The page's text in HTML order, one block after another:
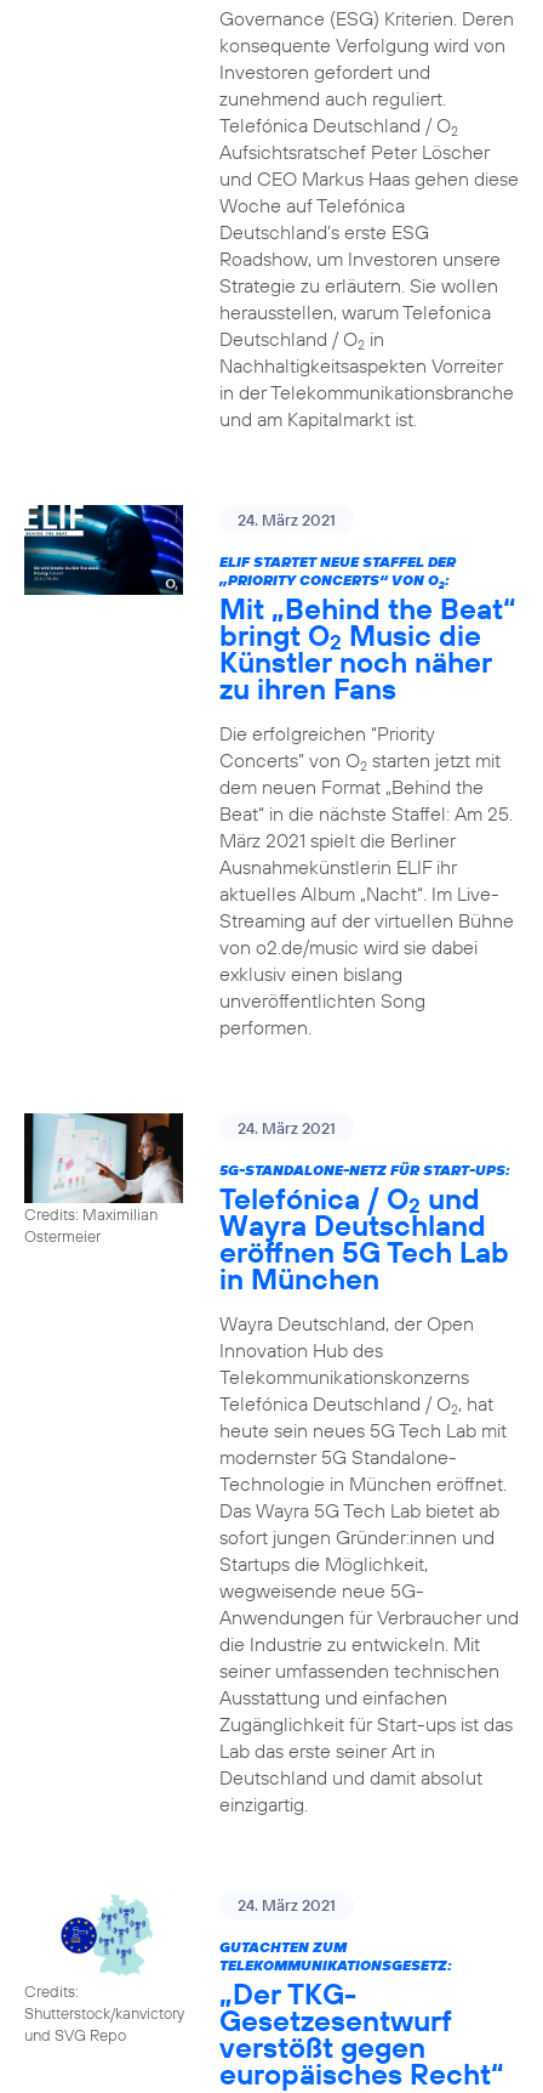
Governance (ESG) Kriterien. Deren
konsequente Verfolgung wird von
Investoren gefordert und
zunehmend auch reguliert.
Telefónica Deutschland / O2
Aufsichtsratschef Peter Löscher
und CEO Markus Haas gehen diese
Woche auf Telefónica
Deutschland’s erste ESG
Roadshow, um Investoren unsere
Strategie zu erläutern. Sie wollen
herausstellen, warum Telefonica
Deutschland / O2in
Nachhaltigkeitsaspekten Vorreiter
in der Telekommunikationsbranche
und am Kapitalmarkt ist.
24. März 2021
ELIF STARTET NEUE STAFFEL DER
„PRIORITY CONCERTS“ VON O2:
Mit „Behind the Beat“
bringt O2 Music die
Künstler noch näher
zu ihren Fans
Die erfolgreichen “Priority
Concerts” von O2starten jetzt mit
dem neuen Format „Behind the
Beat“ in die nächste Staffel: Am 25.
März 2021 spielt die Berliner
Ausnahmekünstlerin ELIF ihr
aktuelles Album „Nacht“. Im Live-
Streaming auf der virtuellen Bühne
von o2.de/music wird sie dabei
exklusiv einen bislang
unveröffentlichten Song
performen.
Credits: Maximilian
Ostermeier
24. März 2021
5G-STANDALONE-NETZ FÜR START-UPS:
Telefónica / O2 und
Wayra Deutschland
eröffnen 5G Tech Lab
in München
Wayra Deutschland, der Open
Innovation Hub des
Telekommunikationskonzerns
Telefónica Deutschland / O2, hat
heute sein neues 5G Tech Lab mit
modernster 5G Standalone-
Technologie in München eröffnet.
Das Wayra 5G Tech Lab bietet ab
sofort jungen Gründer:innen und
Startups die Möglichkeit,
wegweisende neue 5G-
Anwendungen für Verbraucher und
die Industrie zu entwickeln. Mit
seiner umfassenden technischen
Ausstattung und einfachen
Zugänglichkeit für Start-ups ist das
Lab das erste seiner Art in
Deutschland und damit absolut
einzigartig.
Credits:
Shutterstock/kanvictory
und SVG Repo
24. März 2021
GUTACHTEN ZUM
TELEKOMMUNIKATIONSGESETZ:
„Der TKG-
Gesetzesentwurf
verstößt gegen
europäisches Recht“